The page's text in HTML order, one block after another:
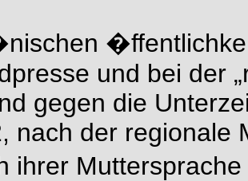
und bei der
gegen die
nach der regionale
ihrer